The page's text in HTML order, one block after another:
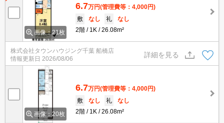
画像：21枚
6.7万円(管理費等：4,000円)
敷
なし 礼
なし
2階
1K 26.08m²
株式会社タウンハウジング千葉 船橋店
情報更新日 2026/08/06
詳細を見る
画像：20枚
6.7万円(管理費等：4,000円)
敷
なし 礼
なし
2階
1K 26.08m²